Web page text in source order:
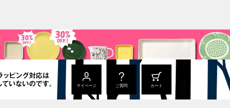
マイページ ご質問 カート